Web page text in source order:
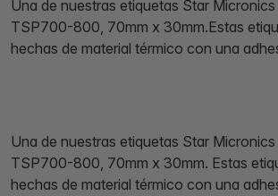
Una de nuestras etiquetas Star
TSP700-800, 70mm x 30mm.Estas
hechas de material térmico con una
Una de nuestras etiquetas Star
TSP700-800, 70mm x 30mm. Estas
hechas de material térmico con una